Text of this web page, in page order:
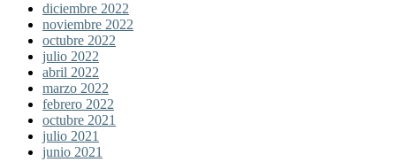
diciembre 2022
noviembre 2022
octubre 2022
julio 2022
abril 2022
marzo 2022
febrero 2022
octubre 2021
julio 2021
junio 2021